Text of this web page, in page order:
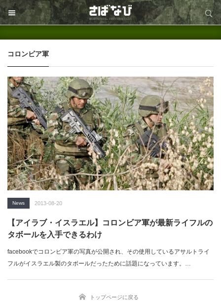
サイト内検索
コロンビア軍
News 2013-08-20
【アイラブ・イスラエル】コロンビア軍が最新ライフルの
タボールを入手できるわけ
facebookでコロンビア軍の写真が公開され、その使用しているアサルトライ
フルがイスラエル製のタボールだったために話題になっています。…
トップページに戻る
サイト内検索